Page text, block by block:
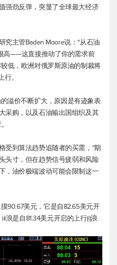
强劲反弹，突显了全球最大经济
究主管Baden Moore说：“从石油
高——这直接推动了你的需求前
低，欧洲对俄罗斯原油的制裁将
。
溢价不断扩大，原因是有迹象表
采购，以及石油输出国组织及其
受到算法趋势追随者的买需，“期
头寸，但在趋势信号疲弱和风险
，油价极端波动可能会限制这一
90.67美元，它是自82.65美元开
浪是自81.34美元开启的上行(i)浪